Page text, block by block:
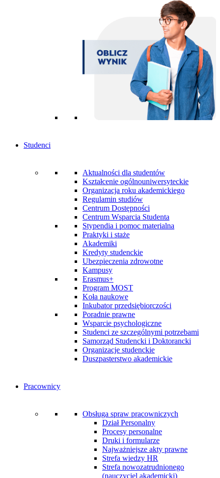
Studenci
Aktualności dla studentów
Kształcenie ogólnouniwersyteckie
Organizacja roku akademickiego
Regulamin studiów
Centrum Dostępności
Centrum Wsparcia Studenta
Stypendia i pomoc materialna
Praktyki i staże
Akademiki
Kredyty studenckie
Ubezpieczenia zdrowotne
Kampusy
Erasmus+
Program MOST
Koła naukowe
Inkubator przedsiębiorczości
Poradnie prawne
Wsparcie psychologiczne
Studenci ze szczególnymi potrzebami
Samorząd Studencki i Doktorancki
Organizacje studenckie
Duszpasterstwo akademickie
Pracownicy
Obsługa spraw pracowniczych
Dział Personalny
Procesy personalne
Druki i formularze
Najważniejsze akty prawne
Strefa wiedzy HR
Strefa nowozatrudnionego
(nauczyciel akademicki)